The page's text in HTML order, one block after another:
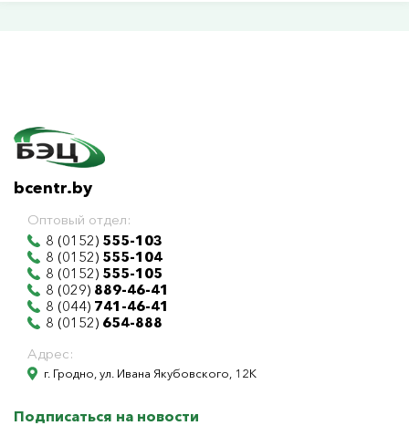
bcentr.by
Оптовый отдел:
8 (0152) 555-103
8 (0152) 555-104
8 (0152) 555-105
8 (029) 889-46-41
8 (044) 741-46-41
8 (0152) 654-888
Адрес:
г. Гродно, ул. Ивана Якубовского, 12К
Подписаться на новости